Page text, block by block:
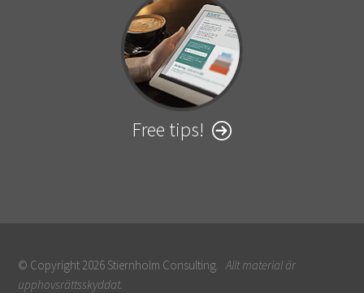
Free tips!
© Copyright 2026 Stiernholm Consulting.Allt material är
upphovsrättsskyddat.